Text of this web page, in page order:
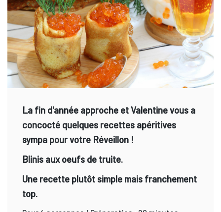
La fin d'année approche et Valentine vous a
concocté quelques recettes apéritives
sympa pour votre Réveillon !
Blinis aux oeufs de truite.
Une recette plutôt simple mais franchement
top.